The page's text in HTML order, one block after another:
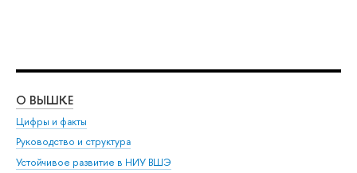
О ВЫШКЕ
Цифры и факты
Руководство и структура
Устойчивое развитие в НИУ ВШЭ